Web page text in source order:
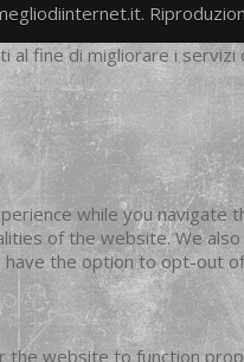
fine di migliorare i
while you
of the website. We
the option to opt-out
the website to function